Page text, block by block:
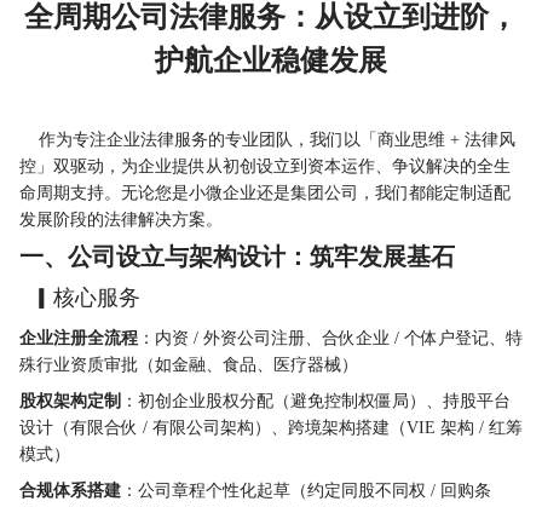
全周期公司法律服务：从设立到进阶，
护航企业稳健发展
控」双驱动，为企业提供从初创设立到资本运作、争议解决的全生
命周期支持。无论您是小微企业还是集团公司，我们都能定制适配
发展阶段的法律解决方案。
一、公司设立与架构设计：筑牢发展基石
▎核心服务
企业注册全流程 ：内资 / 外资公司注册、合伙企业 / 个体户登记、特
殊行业资质审批（如金融、食品、医疗器械）
股权架构定制 ：初创企业股权分配（避免控制权僵局）、持股平台
设计（有限合伙 / 有限公司架构）、跨境架构搭建（VIE 架构 / 红筹
模式）
合规体系搭建 ：公司章程个性化起草（约定同股不同权 / 回购条